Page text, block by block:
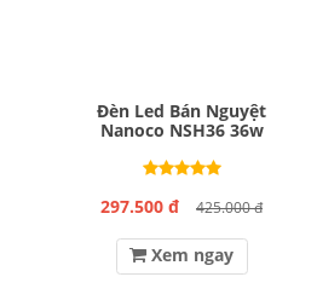
Đèn Led Bán Nguyệt
Nanoco NSH36 36w
297.500 đ 425.000 đ
Xem ngay